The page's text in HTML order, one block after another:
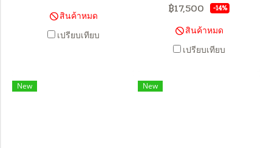
สินค้าหมด
เปรียบเทียบ
฿17,500 -14%
สินค้าหมด
เปรียบเทียบ
New New